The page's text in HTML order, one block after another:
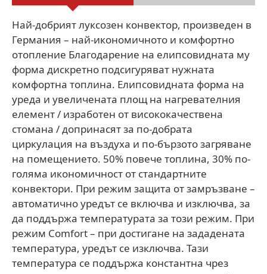
Най-добрият луксозен конвектор, произведен в
Германия – най-икономичното и комфортно
отопление Благодарение на елипсовидната му
форма дискретно подсигуряват нужната
комфортна топлина. Елипсовидната форма на
уреда и увеличената площ на нагревателния
елемент / изработен от висококачествена
стомана / допринасят за по-добрата
циркулация на въздуха и по-бързото загряване
на помещението. 50% повече топлина, 30% по-
голяма икономичност от стандартните
конвектори. При режим защита от замръзване –
автоматично уредът се включва и изключва, за
да поддържа температурата за този режим. При
режим Comfort – при достигане на зададената
температура, уредът се изключва. Тази
температура се поддържа константна чрез